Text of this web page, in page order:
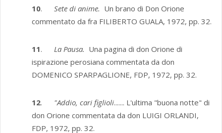
10. Sete di anime. Un brano di Don Orione
commentato da fra FILIBERTO GUALA, 1972, pp. 32.
11. La Pausa. Una pagina di don Orione di
ispirazione perosiana commen­tata da don
DOMENICO SPARPAGLIONE, FDP, 1972, pp. 32.
12. "Addio, cari figlioli....... L'ultima "buona notte" di
don Orione commentata da don LUIGI ORLANDI,
FDP, 1972, pp. 32.